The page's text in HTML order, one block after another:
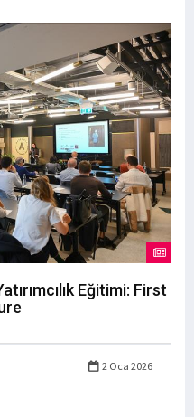
Eğitimi: First
2 Oca 2026